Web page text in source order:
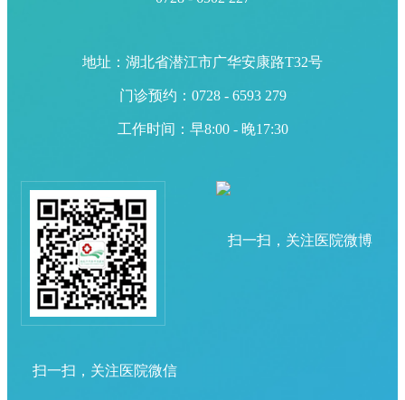
地址：湖北省潜江市广华安康路T32号
门诊预约：0728 - 6593 279
工作时间：早8:00 - 晚17:30
扫一扫，关注医院微信
扫一扫，关注医院微博